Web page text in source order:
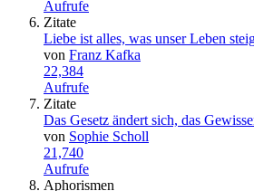
Aufrufe
Zitate
Liebe ist alles, was unser Leben
von Franz Kafka
22,384
Aufrufe
Zitate
Das Gesetz ändert sich, das
von Sophie Scholl
21,740
Aufrufe
Aphorismen